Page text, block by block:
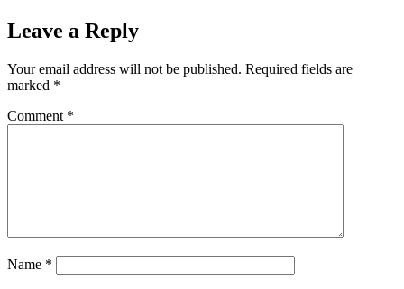
Leave a Reply
Your email address will not be published. Required fields are
marked *
Comment *
Name *